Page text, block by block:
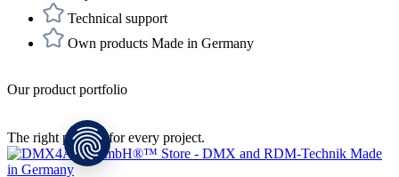
Technical support
Own products Made in Germany
Our product portfolio
The right product for every project.